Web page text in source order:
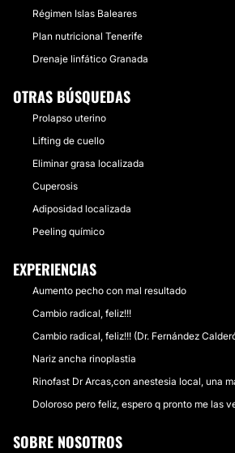
Régimen Islas Baleares
Plan nutricional Tenerife
Drenaje linfático Granada
OTRAS BÚSQUEDAS
Prolapso uterino
Lifting de cuello
Eliminar grasa localizada
Cuperosis
Adiposidad localizada
Peeling químico
EXPERIENCIAS
Aumento pecho con mal resultado
Cambio radical, feliz!!!
Cambio radical, feliz!!! (Dr. Fernández
Nariz ancha rinoplastia
Rinofast Dr Arcas,con anestesia local, una
Doloroso pero feliz, espero q pronto me las
SOBRE NOSOTROS